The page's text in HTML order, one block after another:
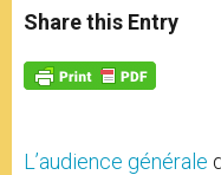
t
s
p
p
s
e
g
e
e
b
o
k
Share this Entry
L’audience générale